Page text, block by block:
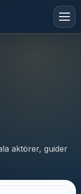
aktörer, guider